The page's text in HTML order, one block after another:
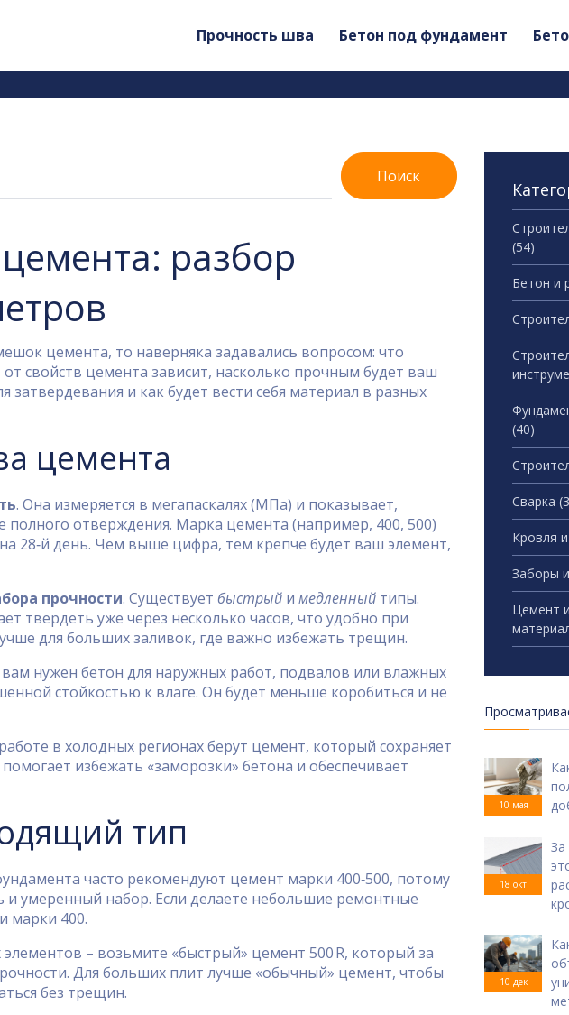
Прочность шва Бетон под фундамент
Поиск
разбор
цемента, то наверняка задавались вопросом: что
свойств цемента зависит, насколько прочным будет ваш
затвердевания и как будет вести себя материал в разных
цемента
. Она измеряется в мегапаскалях (МПа) и показывает,
полного отверждения. Марка цемента (например, 400, 500)
28‑й день. Чем выше цифра, тем крепче будет ваш элемент,
прочности. Существует быстрый и медленный типы.
твердеть уже через несколько часов, что удобно при
для больших заливок, где важно избежать трещин.
вам нужен бетон для наружных работ, подвалов или влажных
стойкостью к влаге. Он будет меньше коробиться и не
в холодных регионах берут цемент, который сохраняет
избежать «заморозки» бетона и обеспечивает
тип
часто рекомендуют цемент марки 400‑500, потому
умеренный набор. Если делаете небольшие ремонтные
марки 400.
– возьмите «быстрый» цемент 500 R, который за
Для больших плит лучше «обычный» цемент, чтобы
без трещин.
(54)
Бетон и
(40)
Сварка
Кровля
Заборы
Цемент
10 мая
18 окт
За
10 дек